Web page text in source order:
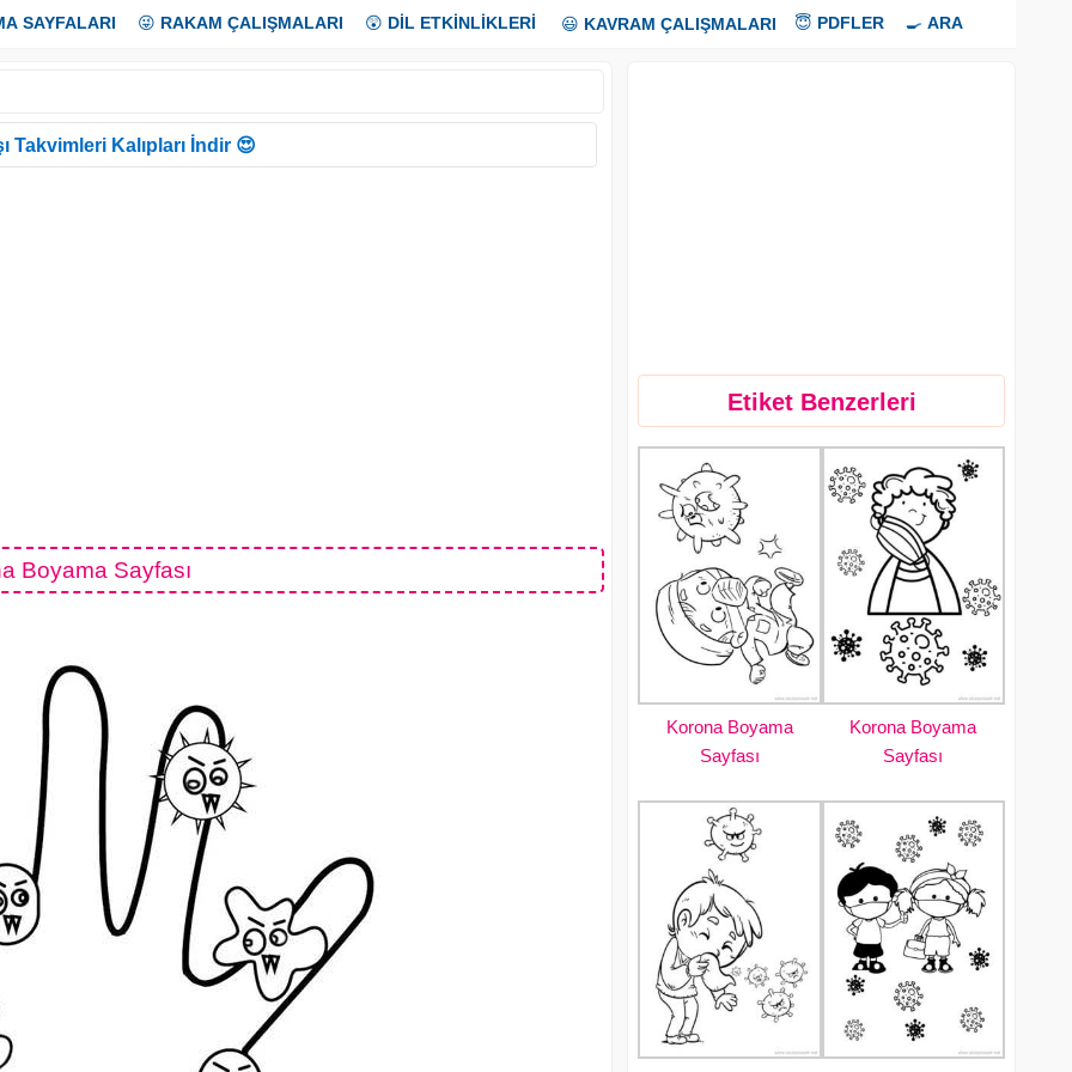
SAYFALARI 😜 RAKAM ÇALIŞMALARI 😲 DİL ETKİNLİKLERİ 😃 KAVRAM ÇALIŞMALARI 😇 PDFLER 🍳 ARA
Takvimleri Kalıpları İndir 😍
Boyama Sayfası
Etiket Benzerleri
Korona Boyama
Sayfası
Korona Boyama
Sayfası